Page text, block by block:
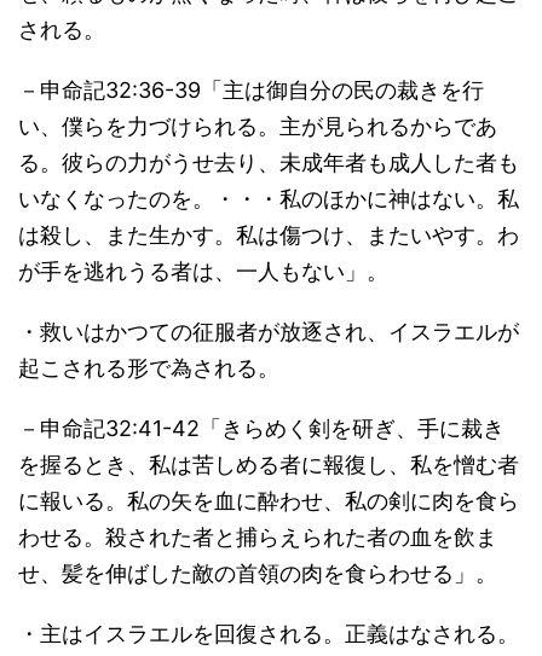
される。
－申命記32:36-39「主は御自分の民の裁きを行
い、僕らを力づけられる。主が見られるからであ
る。彼らの力がうせ去り、未成年者も成人した者も
いなくなったのを。・・・私のほかに神はない。私
は殺し、また生かす。私は傷つけ、またいやす。わ
が手を逃れうる者は、一人もない」。
・救いはかつての征服者が放逐され、イスラエルが
起こされる形で為される。
－申命記32:41-42「きらめく剣を研ぎ、手に裁き
を握るとき、私は苦しめる者に報復し、私を憎む者
に報いる。私の矢を血に酔わせ、私の剣に肉を食ら
わせる。殺された者と捕らえられた者の血を飲ま
せ、髪を伸ばした敵の首領の肉を食らわせる」。
・主はイスラエルを回復される。正義はなされる。